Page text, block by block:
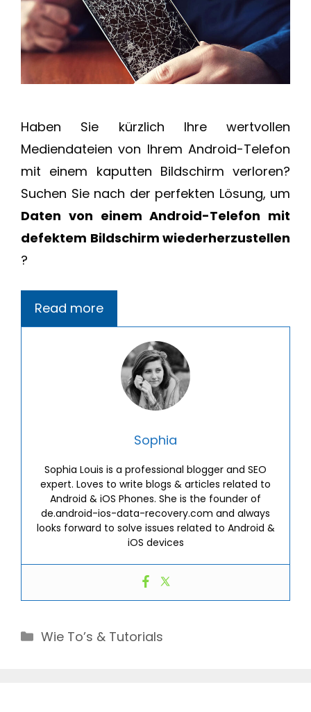
Haben Sie kürzlich Ihre wertvollen
Mediendateien von Ihrem Android-Telefon
mit einem kaputten Bildschirm verloren?
Suchen Sie nach der perfekten Lösung, um
Daten von einem Android-Telefon mit
defektem Bildschirm wiederherzustellen
?
Read more
Sophia
Sophia Louis is a professional blogger and SEO
expert. Loves to write blogs & articles related to
Android & iOS Phones. She is the founder of
de.android-ios-data-recovery.com and always
looks forward to solve issues related to Android &
iOS devices
Categories
Wie To’s & Tutorials